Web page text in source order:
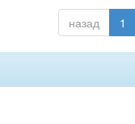
назад 1